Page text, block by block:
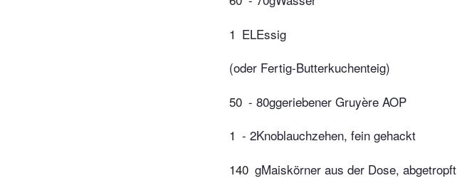
1 ELEssig
(oder Fertig-Butterkuchenteig)
50 - 80ggeriebener Gruyère AOP
1 - 2Knoblauchzehen, fein gehackt
140 gMaiskörner aus der Dose, abgetropft